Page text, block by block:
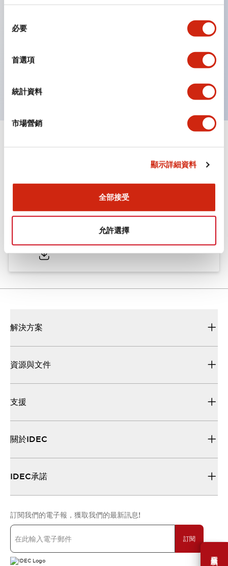
必要
首選項
統計資料
市場營銷
顯示詳細資料
全部接受
允許選擇
需要幫助嗎？
造。
配備可確認接點狀態的指示燈，並提供手柄操作型、鑰匙
手柄可從6種中選擇
文件和檔案
型錄和宣傳手冊 CAD檔 認證與標準
ø25/30 系列 CS型 凸輪開關
解決方案
資源與文件
支援
關於IDEC
IDEC承諾
訂閱我們的電子報，獲取我們的最新訊息!
訂閱